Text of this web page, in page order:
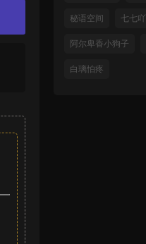
秘语空间 七七吖
阿尔卑香小狗子
白璃怕疼